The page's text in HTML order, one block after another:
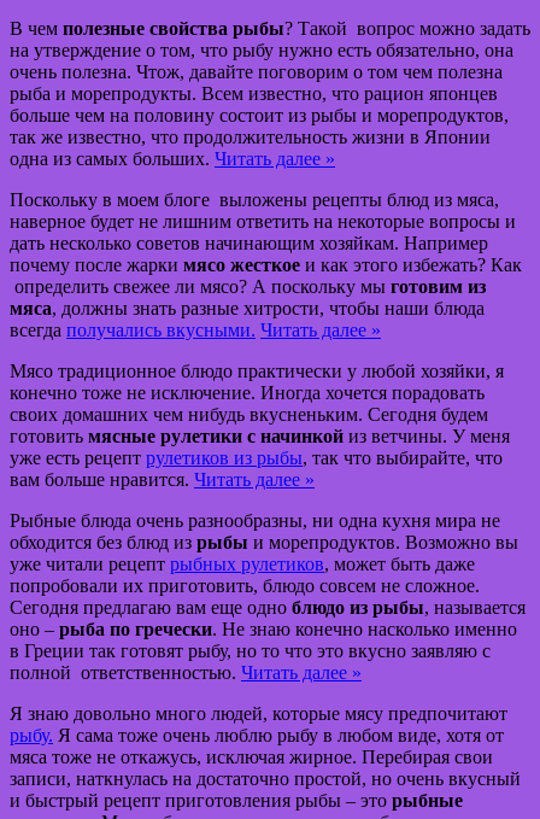
В чем полезные свойства рыбы? Такой вопрос можно задать
на утверждение о том, что рыбу нужно есть обязательно, она
очень полезна. Чтож, давайте поговорим о том чем полезна
рыба и морепродукты. Всем известно, что рацион японцев
больше чем на половину состоит из рыбы и морепродуктов,
так же известно, что продолжительность жизни в Японии
одна из самых больших. Читать далее »
Поскольку в моем блоге выложены рецепты блюд из мяса,
наверное будет не лишним ответить на некоторые вопросы и
дать несколько советов начинающим хозяйкам. Например
почему после жарки мясо жесткое и как этого избежать? Как
определить свежее ли мясо? А поскольку мы готовим из
мяса, должны знать разные хитрости, чтобы наши блюда
всегда получались вкусными. Читать далее »
Мясо традиционное блюдо практически у любой хозяйки, я
конечно тоже не исключение. Иногда хочется порадовать
своих домашних чем нибудь вкусненьким. Сегодня будем
готовить мясные рулетики с начинкой из ветчины. У меня
уже есть рецепт рулетиков из рыбы, так что выбирайте, что
вам больше нравится. Читать далее »
Рыбные блюда очень разнообразны, ни одна кухня мира не
обходится без блюд из рыбы и морепродуктов. Возможно вы
уже читали рецепт рыбных рулетиков, может быть даже
попробовали их приготовить, блюдо совсем не сложное.
Сегодня предлагаю вам еще одно блюдо из рыбы, называется
оно – рыба по гречески. Не знаю конечно насколько именно
в Греции так готовят рыбу, но то что это вкусно заявляю с
полной ответственностью. Читать далее »
Я знаю довольно много людей, которые мясу предпочитают
рыбу. Я сама тоже очень люблю рыбу в любом виде, хотя от
мяса тоже не откажусь, исключая жирное. Перебирая свои
записи, наткнулась на достаточно простой, но очень вкусный
и быстрый рецепт приготовления рыбы – это рыбные